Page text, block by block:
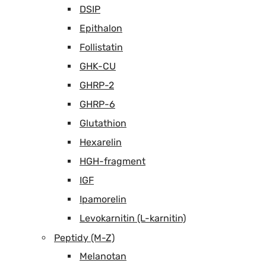
DSIP
Epithalon
Follistatin
GHK-CU
GHRP-2
GHRP-6
Glutathion
Hexarelin
HGH-fragment
IGF
Ipamorelin
Levokarnitin (L-karnitin)
Peptidy (M-Z)
Melanotan